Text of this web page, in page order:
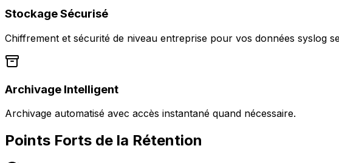
Stockage Sécurisé
Chiffrement et sécurité de niveau entreprise pour vos données syslog
Archivage Intelligent
Archivage automatisé avec accès instantané quand nécessaire.
Points Forts de la Rétention